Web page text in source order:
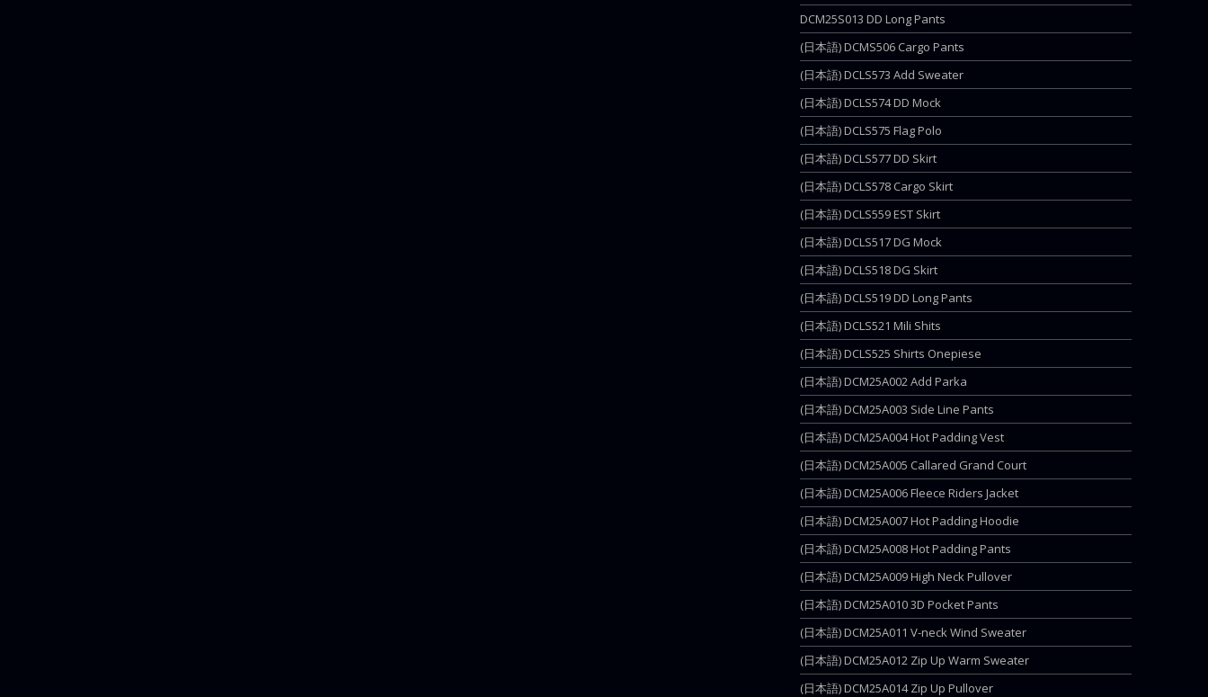
DCM25S013 DD Long Pants
(日本語) DCMS506 Cargo Pants
(日本語) DCLS573 Add Sweater
(日本語) DCLS574 DD Mock
(日本語) DCLS575 Flag Polo
(日本語) DCLS577 DD Skirt
(日本語) DCLS578 Cargo Skirt
(日本語) DCLS559 EST Skirt
(日本語) DCLS517 DG Mock
(日本語) DCLS518 DG Skirt
(日本語) DCLS519 DD Long Pants
(日本語) DCLS521 Mili Shits
(日本語) DCLS525 Shirts Onepiese
(日本語) DCM25A002 Add Parka
(日本語) DCM25A003 Side Line Pants
(日本語) DCM25A004 Hot Padding Vest
(日本語) DCM25A005 Callared Grand Court
(日本語) DCM25A006 Fleece Riders Jacket
(日本語) DCM25A007 Hot Padding Hoodie
(日本語) DCM25A008 Hot Padding Pants
(日本語) DCM25A009 High Neck Pullover
(日本語) DCM25A010 3D Pocket Pants
(日本語) DCM25A011 V-neck Wind Sweater
(日本語) DCM25A012 Zip Up Warm Sweater
(日本語) DCM25A014 Zip Up Pullover